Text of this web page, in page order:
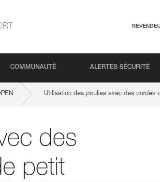
COMMUNAUTÉ ALERTES SÉCURITÉ
Utilisation des poulies avec des cordes
des
petit